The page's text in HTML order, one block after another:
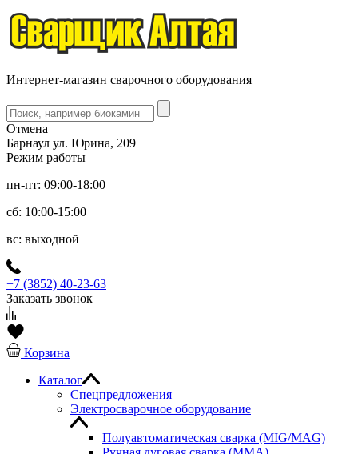
Интернет-магазин сварочного оборудования
Отмена
Барнаул ул. Юрина, 209
Режим работы
пн-пт: 09:00-18:00
сб: 10:00-15:00
вс: выходной
+7 (3852) 40-23-63
Заказать звонок
Корзина
Каталог
Спецпредложения
Электросварочное оборудование
Полуавтоматическая сварка (MIG/MAG)